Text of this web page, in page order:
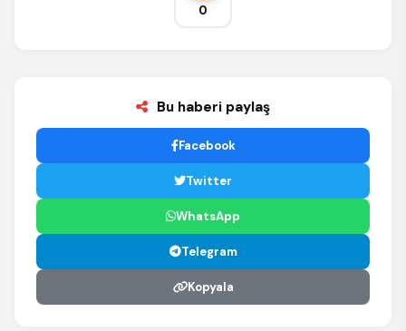
0
Bu haberi paylaş
Facebook
Twitter
WhatsApp
Telegram
Kopyala